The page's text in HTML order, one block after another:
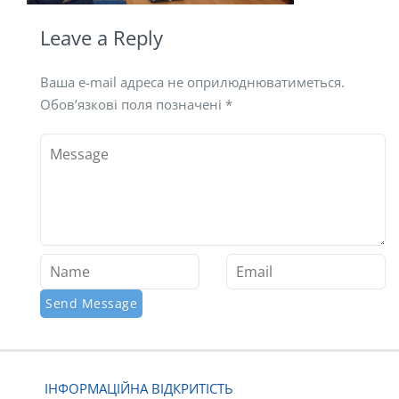
ІНФОРМАЦІЙНА ВІДКРИТІСТЬ
Leave a Reply
Ваша e-mail адреса не оприлюднюватиметься.
Обов’язкові поля позначені *